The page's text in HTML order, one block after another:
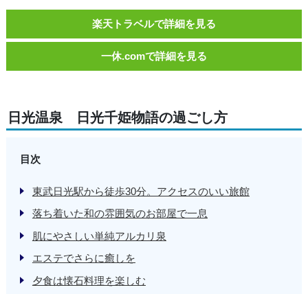
楽天トラベルで詳細を見る
一休.comで詳細を見る
日光温泉 日光千姫物語の過ごし方
目次
東武日光駅から徒歩30分。アクセスのいい旅館
落ち着いた和の雰囲気のお部屋で一息
肌にやさしい単純アルカリ泉
エステでさらに癒しを
夕食は懐石料理を楽しむ